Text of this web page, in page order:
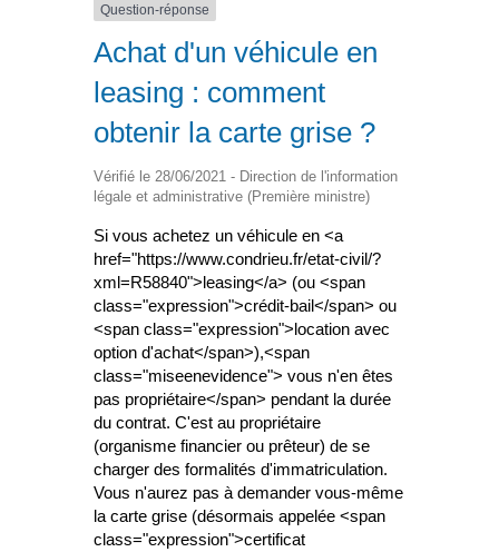
Question-réponse
Achat d'un véhicule en
leasing : comment
obtenir la carte grise ?
Vérifié le 28/06/2021 - Direction de l'information
légale et administrative (Première ministre)
Si vous achetez un véhicule en <a
href="https://www.condrieu.fr/etat-civil/?
xml=R58840">leasing</a> (ou <span
class="expression">crédit-bail</span> ou
<span class="expression">location avec
option d'achat</span>),<span
class="miseenevidence"> vous n'en êtes
pas propriétaire</span> pendant la durée
du contrat. C'est au propriétaire
(organisme financier ou prêteur) de se
charger des formalités d'immatriculation.
Vous n'aurez pas à demander vous-même
la carte grise (désormais appelée <span
class="expression">certificat